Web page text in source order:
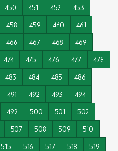
450 451 452
453
458 459 460
461
466 467 468
469
474 475 476 477
478
483 484 485
486
491 492 493
494
499 500 501
502
507 508 509
510
515 516 517 518 519